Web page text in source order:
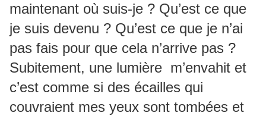
maintenant où suis-je ? Qu’est ce que
je suis devenu ? Qu’est ce que je n’ai
pas fais pour que cela n’arrive pas ?
Subitement, une lumière m’envahit et
c’est comme si des écailles qui
couvraient mes yeux sont tombées et